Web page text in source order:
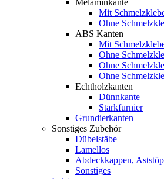
Melaminkante
Mit
Ohne
ABS Kanten
Mit
Ohne
Ohne
Ohne
Echtholzkanten
Dünnkante
Starkfurnier
Grundierkanten
Sonstiges Zubehör
Dübelstäbe
Lamellos
Abdeckkappen,
Sonstiges